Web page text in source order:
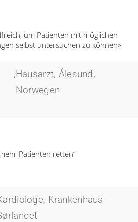
um Patienten mit möglichen
selbst untersuchen zu können»
,Hausarzt, Ålesund,
Norwegen
Patienten retten“
Krankenhaus